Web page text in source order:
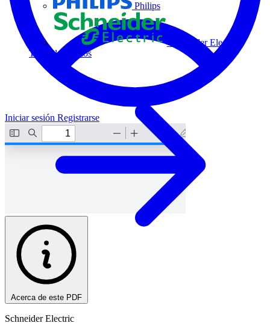
Philips
Schneider Electric
Todos los socios
Iniciar sesión Registrarse
Acerca de este PDF
Schneider Electric